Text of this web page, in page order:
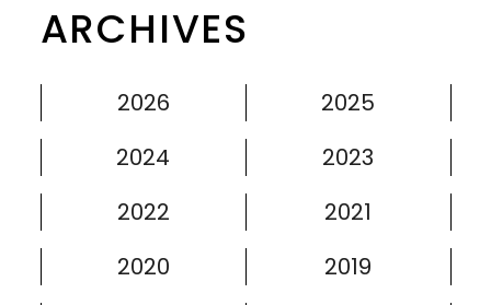
ARCHIVES
2026
2025
2024
2023
2022
2021
2020
2019